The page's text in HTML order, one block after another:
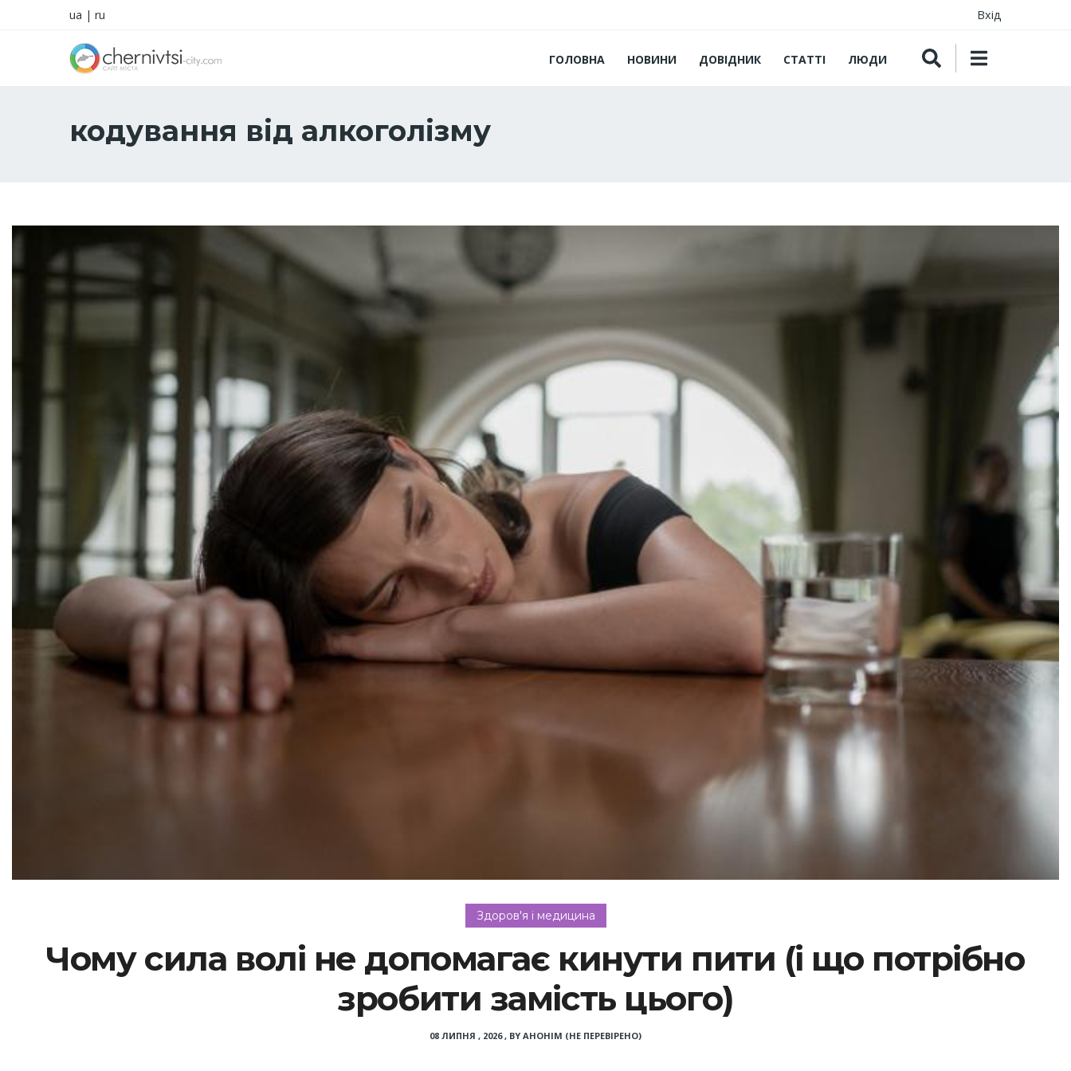
ua | ru Вхід
ГОЛОВНА НОВИНИ ДОВІДНИК СТАТТІ ЛЮДИ
кодування від алкоголізму
Здоров'я і медицина
Чому сила волі не допомагає кинути пити (і що потрібно
зробити замість цього)
08 ЛИПНЯ , 2026, BY АНОНІМ (НЕ ПЕРЕВІРЕНО)